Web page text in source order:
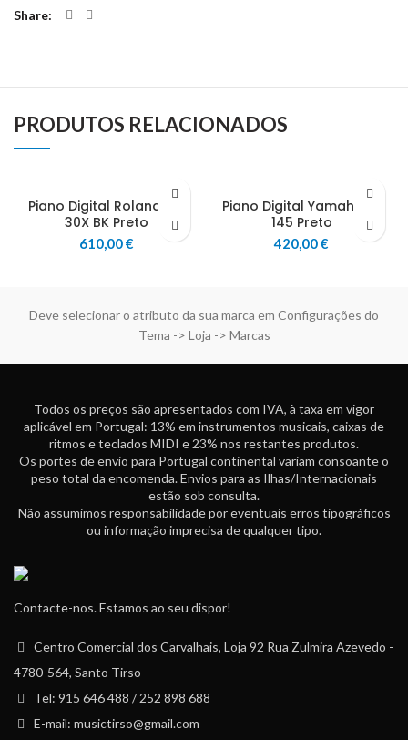
Share
PRODUTOS RELACIONADOS
Piano Digital Roland FP-
30X BK Preto
610,00€
Piano Digital Yamaha P-
145 Preto
420,00€
Deve selecionar o atributo da sua marca em Configurações do
Tema -> Loja -> Marcas
Todos os preços são apresentados com IVA, à taxa em vigor
aplicável em Portugal: 13% em instrumentos musicais, caixas de
ritmos e teclados MIDI e 23% nos restantes produtos.
Os portes de envio para Portugal continental variam consoante o
peso total da encomenda. Envios para as Ilhas/Internacionais
estão sob consulta.
Não assumimos responsabilidade por eventuais erros tipográficos
ou informação imprecisa de qualquer tipo.
Contacte-nos. Estamos ao seu dispor!
Centro Comercial dos Carvalhais, Loja 92 Rua Zulmira Azevedo -
4780-564, Santo Tirso
Tel: 915 646 488 / 252 898 688
E-mail: musictirso@gmail.com